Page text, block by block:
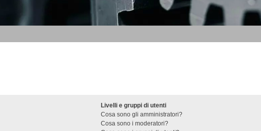
Livelli e gruppi di utenti
Cosa sono gli amministratori?
Cosa sono i moderatori?